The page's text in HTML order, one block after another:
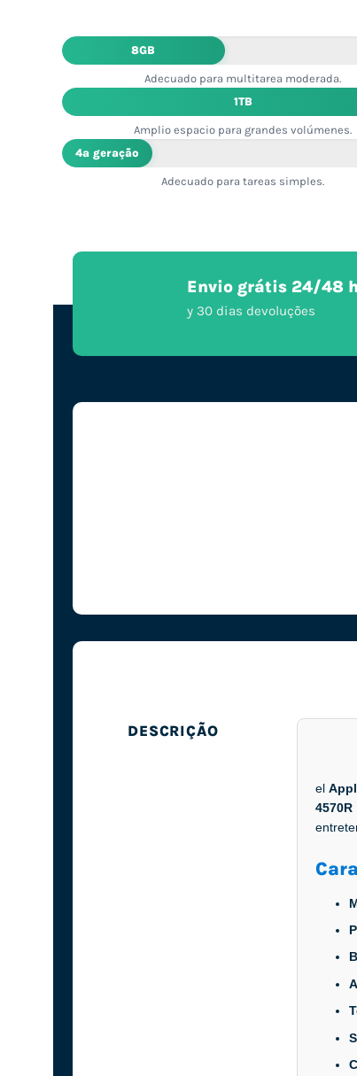
8GB
Adecuado para multitarea moderada.
1TB
Amplio espacio para grandes volúmenes.
4ª geração
Adecuado para tareas simples.
Envio grátis 24/48 h
y 30 dias devoluções
DESCRIÇÃO
el
4570R